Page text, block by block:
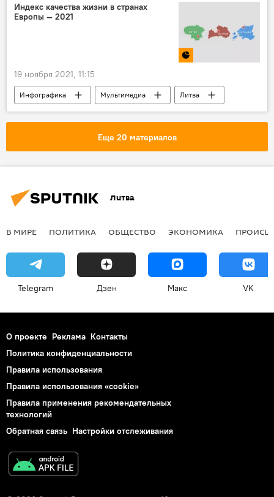
миграция
Индекс качества жизни в странах
Европы — 2021
19 ноября 2021, 11:15
Инфографика Мультимедиа
Литва
качество
люди европейцы
Еще 20 материалов
Литва
В МИРЕ ПОЛИТИКА ОБЩЕСТВО ЭКОНОМИКА
Telegram Дзен Макс VK
О проекте Реклама Контакты
Политика конфиденциальности
Правила использования
Правила использования «cookie»
Правила применения рекомендательных
технологий
Обратная связь Настройки отслеживания